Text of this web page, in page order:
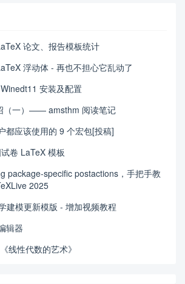
论文、报告模板统计
浮动体 - 再也不担心它乱动了
安装及配置
（一）—— amsthm 阅读笔记
都应该使用的 9 个宏包[投稿]
卷 LaTeX 模板
package-specific postactions，手把手教
2025
建模更新模版 - 增加视频教程
辑器
线性代数的艺术》